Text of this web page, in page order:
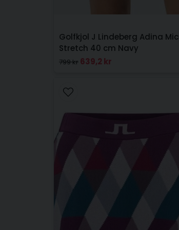
Golfkjol J Lindeberg Adina
Stretch 40 cm Navy
799 kr 639,2 kr